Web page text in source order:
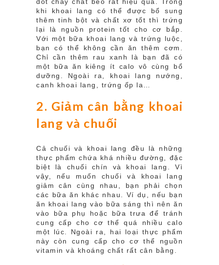
đốt cháy chất béo rất hiệu quả. Trong
khi khoai lang có thể được bổ sung
thêm tinh bột và chất xơ tốt thì trứng
lại là nguồn protein tốt cho cơ bắp.
Với một bữa khoai lang và trứng luộc,
bạn có thể không cần ăn thêm cơm.
Chỉ cần thêm rau xanh là bạn đã có
một bữa ăn kiêng ít calo vô cùng bổ
dưỡng. Ngoài ra, khoai lang nướng,
canh khoai lang, trứng ốp la…
2. Giảm cân bằng khoai
lang và chuối
Cả chuối và khoai lang đều là những
thực phẩm chứa khá nhiều đường, đặc
biệt là chuối chín và khoai lang. Vì
vậy, nếu muốn chuối và khoai lang
giảm cân cùng nhau, bạn phải chọn
các bữa ăn khác nhau. Ví dụ, nếu bạn
ăn khoai lang vào bữa sáng thì nên ăn
vào bữa phụ hoặc bữa trưa để tránh
cung cấp cho cơ thể quá nhiều calo
một lúc. Ngoài ra, hai loại thực phẩm
này còn cung cấp cho cơ thể nguồn
vitamin và khoáng chất rất cân bằng.